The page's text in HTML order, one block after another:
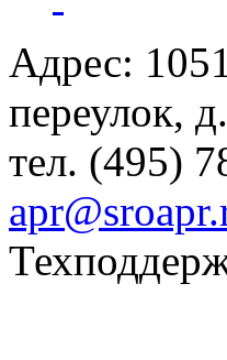
Адрес:
переулок,
тел. (495)